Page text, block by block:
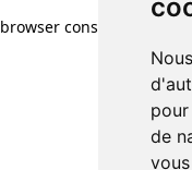
de
browser console for more